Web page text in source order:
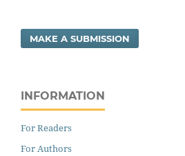
MAKE A SUBMISSION
INFORMATION
For Readers
For Authors